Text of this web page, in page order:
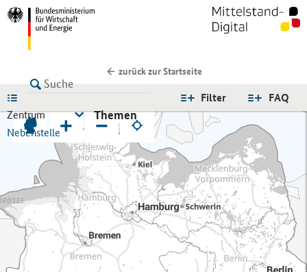
zurück zur Startseite
FAQ
Filter
Zentrum
Nebenstelle
Themen
+ −